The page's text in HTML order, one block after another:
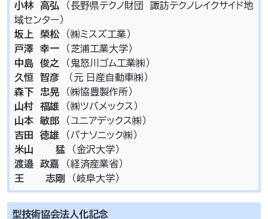
小林 高弘 （長野県テクノ財団 諏訪テクノレイクサイド地
域センター）
坂上 榮松 （㈱ミスズ工業）
戸澤 幸一 （芝浦工業大学）
中島 俊之 （鬼怒川ゴム工業㈱）
久恒 智彦 （元 日産自動車㈱）
森下 忠晃 （㈱協豊製作所）
山村 福雄 （㈱ツバメックス）
山本 敏郎 （ユニアデックス㈱）
吉田 徳雄 （パナソニック㈱）
米山 猛 （金沢大学）
渡邉 政嘉 （経済産業省）
王 志剛
（岐阜大学）
型技術協会法人化記念